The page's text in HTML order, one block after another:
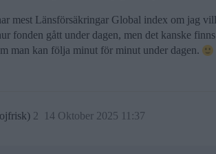
mest Länsförsäkringar Global index om jag
fonden gått under dagen, men det kanske
man kan följa minut för minut under dagen.
14 Oktober 2025 11:37
2